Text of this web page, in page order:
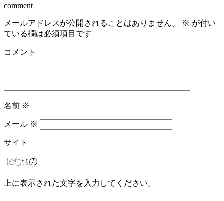
comment
メールアドレスが公開されることはありません。 ※ が付い
ている欄は必須項目です
コメント
名前 ※
メール ※
サイト
上に表示された文字を入力してください。